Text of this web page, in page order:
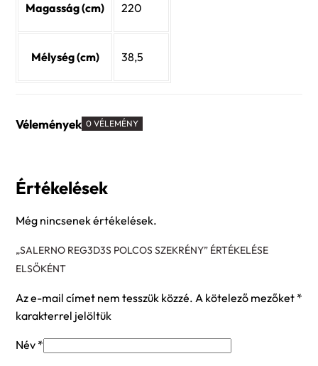
Magasság (cm) 220
Mélység (cm) 38,5
Vélemények 0 VÉLEMÉNY
Értékelések
Még nincsenek értékelések.
„SALERNO REG3D3S POLCOS SZEKRÉNY” ÉRTÉKELÉSE
ELSŐKÉNT
Az e-mail címet nem tesszük közzé. A kötelező mezőket *
karakterrel jelöltük
Név *